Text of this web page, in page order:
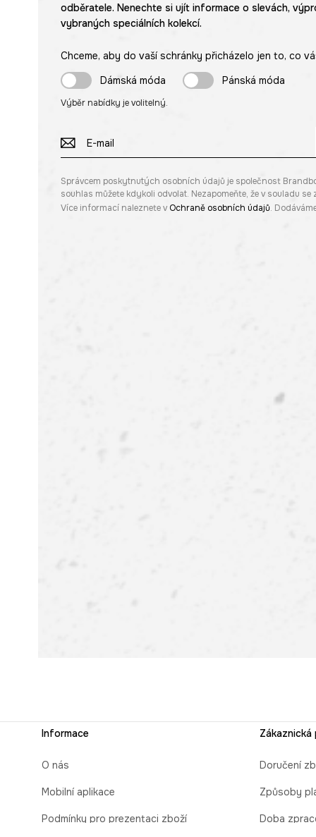
odběratele. Nenechte si ujít informace o slevách,
vybraných speciálních kolekcí.
Chceme, aby do vaší schránky přicházelo jen to, co
Dámská móda
Pánská móda
Výběr nabídky je volitelný.
Správcem poskytnutých osobních údajů je společnost
souhlas můžete kdykoli odvolat. Nezapomeňte, že v souladu
Více informací naleznete v Ochraně osobních údajů.
Informace
O nás
Mobilní aplikace
Podmínky pro prezentaci zboží
Doručení
Způsoby
Doba